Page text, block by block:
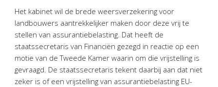
Bedrijfseconomisch advies
Belastingadvies Purmerend
Online boekhouden
Nieuws&informatie
Het kabinet wil de brede weersverzekering voor
landbouwers aantrekkelijker maken door deze vrij te
stellen van assurantiebelasting. Dat heeft de
staatssecretaris van Financiën gezegd in reactie op een
motie van de Tweede Kamer waarin om die vrijstelling is
gevraagd. De staatssecretaris tekent daarbij aan dat niet
zeker is of een vrijstelling van assurantiebelasting EU-